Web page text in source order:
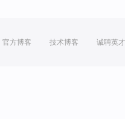
官方博客 技术博客 诚聘英才